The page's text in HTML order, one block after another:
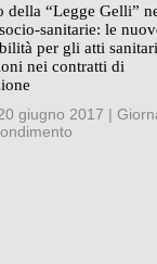
della “Legge Gelli”
sanitarie: le
per gli atti
nei contratti di
giugno 2017 |